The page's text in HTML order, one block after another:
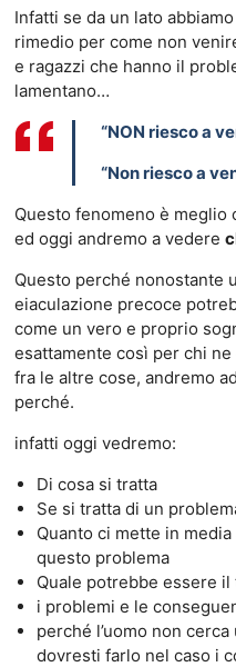
Infatti se da un lato
rimedio per come non
e ragazzi che hanno il
lamentano…
“NON riesco a
“Non riesco a
Questo fenomeno è meglio
ed oggi andremo a vedere
Questo perché nonostante
eiaculazione precoce
come un vero e proprio
esattamente così per chi
fra le altre cose, andremo
perché.
infatti oggi vedremo:
Di cosa si tratta
Se si tratta di un
Quanto ci mette in
questo problema
Quale potrebbe essere
i problemi e le
perché l’uomo non
dovresti farlo nel caso i